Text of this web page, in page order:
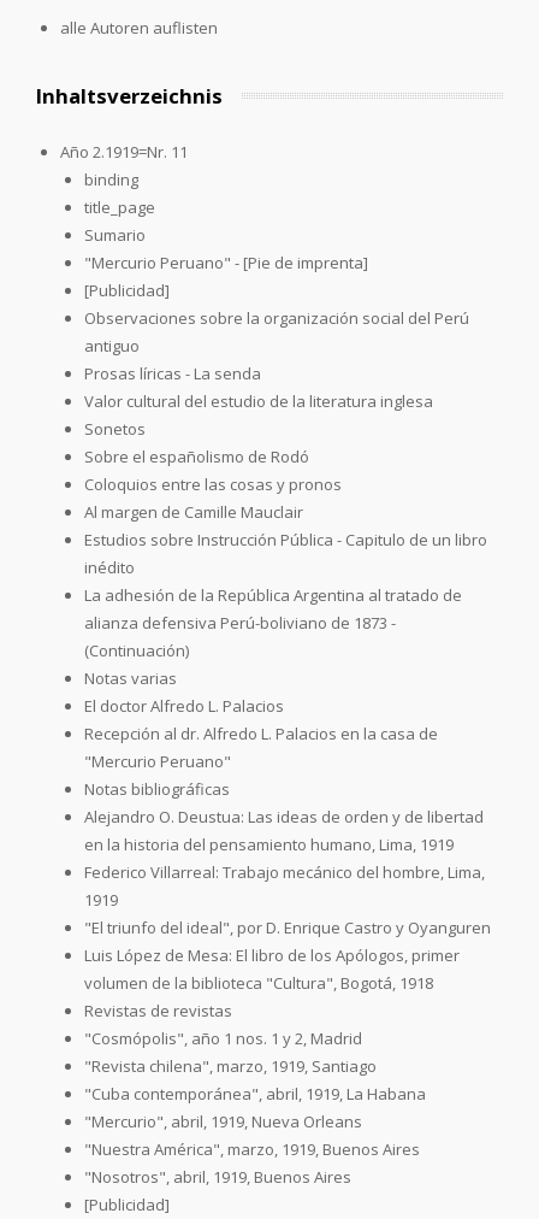
alle Autoren auflisten
Inhaltsverzeichnis
Año 2.1919=Nr. 11
binding
title_page
Sumario
"Mercurio Peruano" - [Pie de imprenta]
[Publicidad]
Observaciones sobre la organización social del Perú
antiguo
Prosas líricas - La senda
Valor cultural del estudio de la literatura inglesa
Sonetos
Sobre el españolismo de Rodó
Coloquios entre las cosas y pronos
Al margen de Camille Mauclair
Estudios sobre Instrucción Pública - Capitulo de un libro
inédito
La adhesión de la República Argentina al tratado de
alianza defensiva Perú-boliviano de 1873 -
(Continuación)
Notas varias
El doctor Alfredo L. Palacios
Recepción al dr. Alfredo L. Palacios en la casa de
"Mercurio Peruano"
Notas bibliográficas
Alejandro O. Deustua: Las ideas de orden y de libertad
en la historia del pensamiento humano, Lima, 1919
Federico Villarreal: Trabajo mecánico del hombre, Lima,
1919
"El triunfo del ideal", por D. Enrique Castro y Oyanguren
Luis López de Mesa: El libro de los Apólogos, primer
volumen de la biblioteca "Cultura", Bogotá, 1918
Revistas de revistas
"Cosmópolis", año 1 nos. 1 y 2, Madrid
"Revista chilena", marzo, 1919, Santiago
"Cuba contemporánea", abril, 1919, La Habana
"Mercurio", abril, 1919, Nueva Orleans
"Nuestra América", marzo, 1919, Buenos Aires
"Nosotros", abril, 1919, Buenos Aires
[Publicidad]